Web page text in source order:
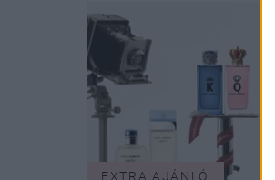
EXTRA AJÁNLÓ